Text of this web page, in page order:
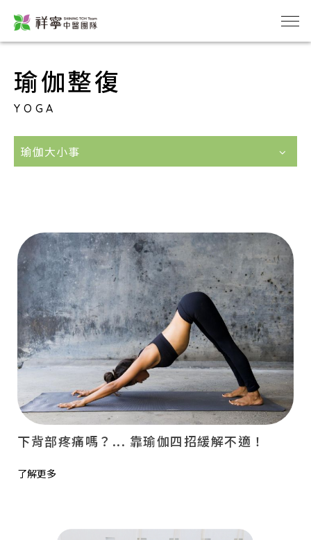
瑜伽整復
YOGA
瑜伽大小事
下背部疼痛嗎？... 靠瑜伽四招緩解不適！
了解更多